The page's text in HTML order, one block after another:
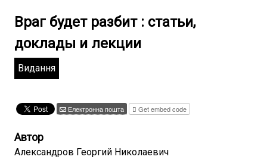
Враг будет разбит : статьи,
доклады и лекции
Видання
Електронна пошта Get embed code
Автор
Александров Георгий Николаевич